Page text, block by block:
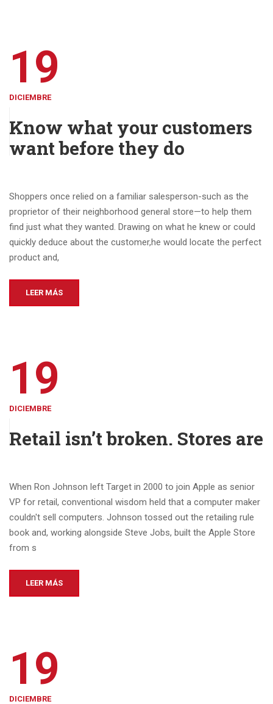
19
DICIEMBRE
Know what your customers
want before they do
Shoppers once relied on a familiar salesperson-such as the
proprietor of their neighborhood general store—to help them
find just what they wanted. Drawing on what he knew or could
quickly deduce about the customer,he would locate the perfect
product and,
LEER MÁS
19
DICIEMBRE
Retail isn’t broken. Stores are
When Ron Johnson left Target in 2000 to join Apple as senior
VP for retail, conventional wisdom held that a computer maker
couldn't sell computers. Johnson tossed out the retailing rule
book and, working alongside Steve Jobs, built the Apple Store
from s
LEER MÁS
19
DICIEMBRE